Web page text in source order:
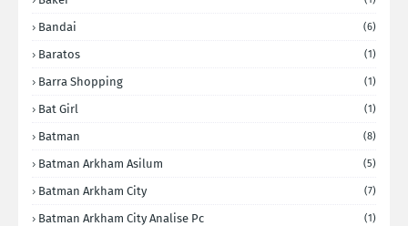
Bandai (6)
Baratos (1)
Barra Shopping (1)
Bat Girl (1)
Batman (8)
Batman Arkham Asilum (5)
Batman Arkham City (7)
Batman Arkham City Analise Pc (1)